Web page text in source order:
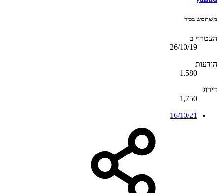
משתמש בכיר
הצטרף ב
26/10/19
הודעות
1,580
דירוג
1,750
16/10/21